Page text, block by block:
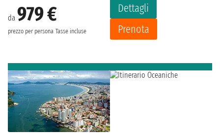
da 979 €
prezzo per persona Tasse incluse
Dettagli
Prenota